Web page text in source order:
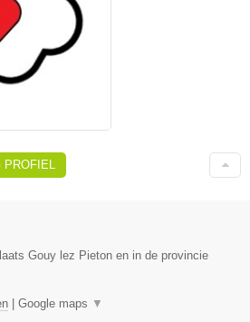
Gouy lez Pieton en in de provincie
| Google maps ▼